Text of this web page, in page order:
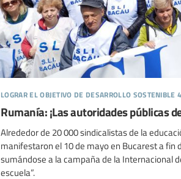
lograr el objetivo de desarrollo sostenible 4
Rumanía: ¡Las autoridades públicas
Alrededor de 20 000 sindicalistas de la
manifestaron el 10 de mayo en Bucarest a fin
sumándose a la campaña de la Internacional
escuela”.